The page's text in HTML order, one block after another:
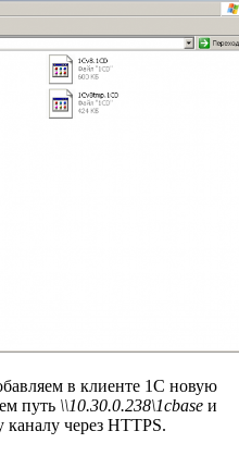
в клиенте 1С новую
путь \\10.30.0.238\1cbase и
через HTTPS.